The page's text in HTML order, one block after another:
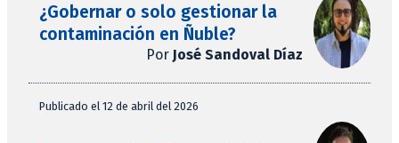
¿Gobernar o solo gestionar la
contaminación en Ñuble?
Por José Sandoval Díaz
Publicado el 12 de abril del 2026